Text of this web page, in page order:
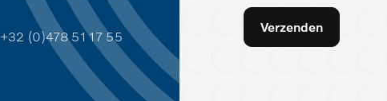
+32 (0)478 51 17 55
Verzenden